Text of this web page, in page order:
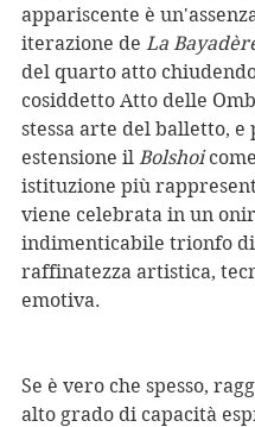
appariscente è
iterazione de La
del quarto atto
cosiddetto Atto delle
stessa arte del balletto, e
estensione il Bolshoi come
istituzione più
viene celebrata in un
indimenticabile trionfo di
raffinatezza artistica,
emotiva.
Se è vero che spesso,
alto grado di capacità